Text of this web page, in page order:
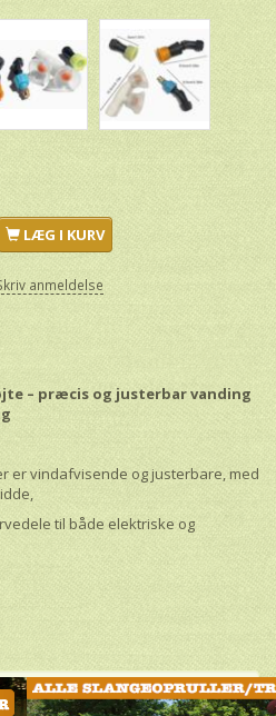
LÆG I KURV
anmeldelse
– præcis og justerbar vanding
er vindafvisende og justerbare, med
til både elektriske og